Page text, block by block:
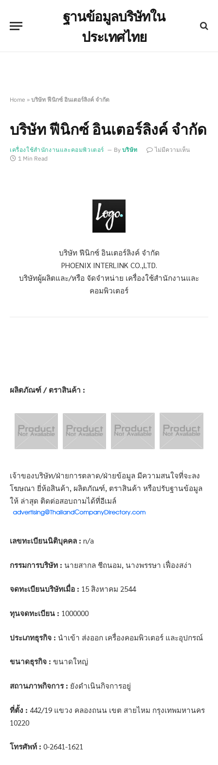
ฐานข้อมูลบริษัทใน
ประเทศไทย
Home » บริษัท ฟีนิกซ์ อินเตอร์ลิงค์ จำกัด
บริษัท ฟีนิกซ์ อินเตอร์ลิงค์ จำกัด
เครื่องใช้สำนักงานและคอมพิวเตอร์ By บริษัท
ไม่มีความเห็น
1 Min Read
บริษัท ฟีนิกซ์ อินเตอร์ลิงค์ จำกัด
PHOENIX INTERLINK CO.,LTD.
บริษัทผู้ผลิตและ/หรือ จัดจำหน่าย เครื่องใช้สำนักงานและ
คอมพิวเตอร์
ผลิตภัณฑ์ / ตราสินค้า :
เจ้าของบริษัท/ฝ่ายการตลาด/ฝ่ายข้อมูล มีความสนใจที่จะลง
โฆษณา ยี่ห้อสินค้า, ผลิตภัณฑ์, ตราสินค้า หรือปรับฐานข้อมูล
ให้ ล่าสุด ติดต่อสอบถามได้ที่อีเมล์
เลขทะเบียนนิติบุคคล : n/a
กรรมการบริษัท : นายสากล ชีถนอม, นางพรรษา เฟื่องสง่า
จดทะเบียนบริษัทเมื่อ : 15 สิงหาคม 2544
ทุนจดทะเบียน : 1000000
ประเภทธุรกิจ : นำเข้า ส่งออก เครื่องคอมพิวเตอร์ และอุปกรณ์
ขนาดธุรกิจ : ขนาดใหญ่
สถานภาพกิจการ : ยังดำเนินกิจการอยู่
ที่ตั้ง : 442/19 แขวง คลองถนน เขต สายไหม กรุงเทพมหานคร
10220
โทรศัพท์ : 0-2641-1621